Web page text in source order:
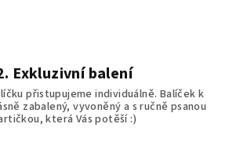
Exkluzivní balení
přistupujeme individuálně. Balíček k
zabalený, vyvoněný a s ručně psanou
která Vás potěší :)